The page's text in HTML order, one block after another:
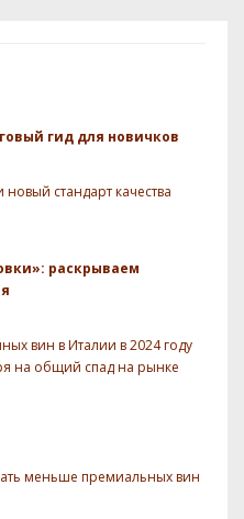
гид для новичков
стандарт качества
раскрываем
вин в Италии в 2024 году
на общий спад на рынке
меньше премиальных вин